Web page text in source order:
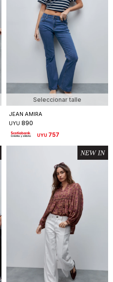
Seleccionar talle
JEAN AMIRA
UYU 890
UYU 757